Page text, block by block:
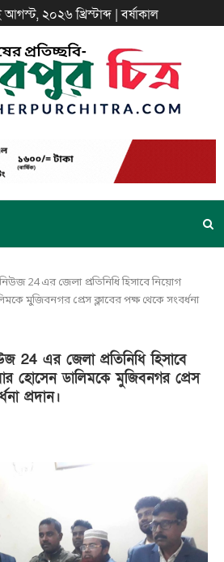
২০২৬ খ্রিস্টাব্দ | বর্ষাকাল
24 এর জেলা প্রতিনিধি হিসাবে নিয়োগ
মুজিবনগর প্রেস ক্লাবের পক্ষ থেকে সংবর্ধনা
24 এর জেলা প্রতিনিধি হিসাবে
হোসেন ডালিমকে মুজিবনগর প্রেস
প্রদান।